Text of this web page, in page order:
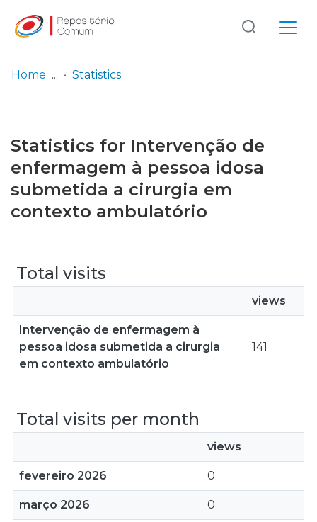
Browse repository
Entities
Log
In
(current)
Home Statistics
Statistics for Intervenção de
enfermagem à pessoa idosa
submetida a cirurgia em
contexto ambulatório
Total visits
views
Intervenção de enfermagem à
pessoa idosa submetida a cirurgia
em contexto ambulatório
141
Total visits per month
views
fevereiro 2026 0
março 2026 0